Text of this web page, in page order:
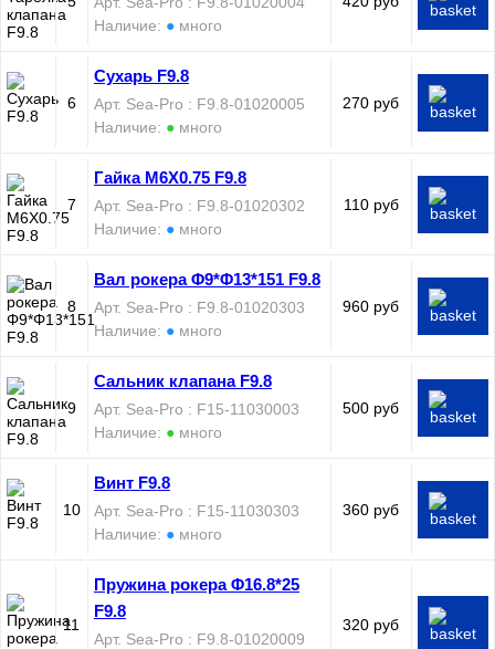
Наличие: ●много
6
Арт. Sea-Pro : F9.8-01020005
Наличие: ●много
Сухарь F9.8
270 руб
7
Арт. Sea-Pro : F9.8-01020302
Наличие: ●много
Гайка M6X0.75 F9.8
110 руб
8
Арт. Sea-Pro : F9.8-01020303
Наличие: ●много
Вал рокера Φ9*Φ13*151 F9.8
960 руб
9
Арт. Sea-Pro : F15-11030003
Наличие: ●много
Сальник клапана F9.8
500 руб
10
Арт. Sea-Pro : F15-11030303
Наличие: ●много
Винт F9.8
360 руб
11
Арт. Sea-Pro : F9.8-01020009
Пружина рокера Φ16.8*25
F9.8
320 руб